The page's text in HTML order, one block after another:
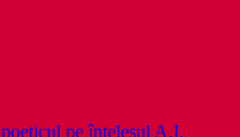
pe înțelesul A.I.